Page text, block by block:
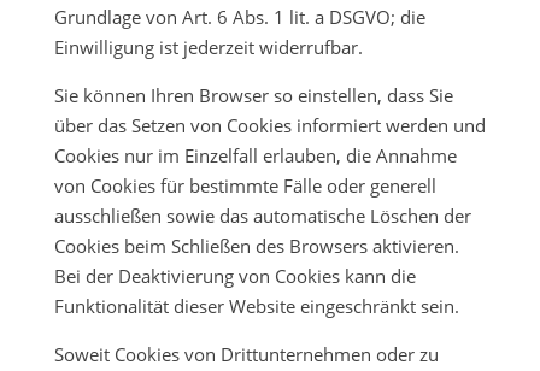
Grundlage von Art. 6 Abs. 1 lit. a DSGVO; die
Einwilligung ist jederzeit widerrufbar.
Sie können Ihren Browser so einstellen, dass Sie
über das Setzen von Cookies informiert werden und
Cookies nur im Einzelfall erlauben, die Annahme
von Cookies für bestimmte Fälle oder generell
ausschließen sowie das automatische Löschen der
Cookies beim Schließen des Browsers aktivieren.
Bei der Deaktivierung von Cookies kann die
Funktionalität dieser Website eingeschränkt sein.
Soweit Cookies von Drittunternehmen oder zu